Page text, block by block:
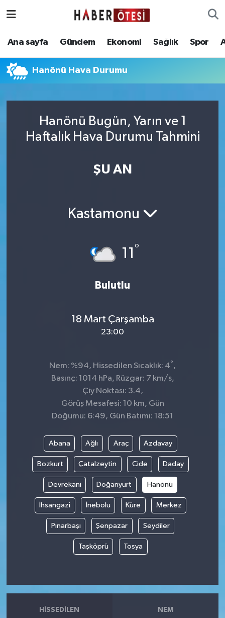
Ana sayfa Gündem Ekonomi Sağlık Spor
Hanönü Hava Durumu
Hanönü Bugün, Yarın ve 1
Haftalık Hava Durumu Tahmini
ŞU AN
Kastamonu
11 °
Bulutlu
18 Mart Çarşamba
23:00
Nem: %94, Hissedilen Sıcaklık: 4° ,
Basınç: 1014 hPa, Rüzgar: 7 km/s,
Çiy Noktası: 3.4,
Görüş Mesafesi: 10 km, Gün
Doğumu: 6:49, Gün Batımı: 18:51
Abana Ağlı Araç Azdavay
Bozkurt Çatalzeytin Cide Daday
Devrekani Doğanyurt Hanönü
İhsangazi İnebolu Küre Merkez
Pınarbaşı Şenpazar Seydiler
Taşköprü Tosya
HISSEDILEN NEM
Ana sayfa
Sağlık
Spor
Eskişehir Nöbetçi Eczaneler
Eskişehir Trafik Yoğunluk Haritası
Süper Lig Puan Durumu ve Fikstür
Haber Arşivi